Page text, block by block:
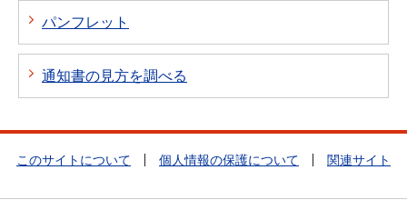
パンフレット
通知書の見方を調べる
このサイトについて 個人情報の保護について 関連サイト